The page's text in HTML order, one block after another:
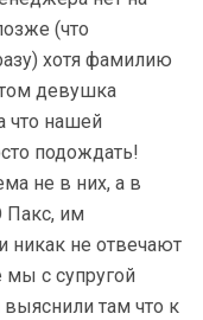
(что
хотя фамилию
девушка
что нашей
подождать!
не в них, а в
Пакс, им
никак не отвечают
мы с супругой
выяснили там что к